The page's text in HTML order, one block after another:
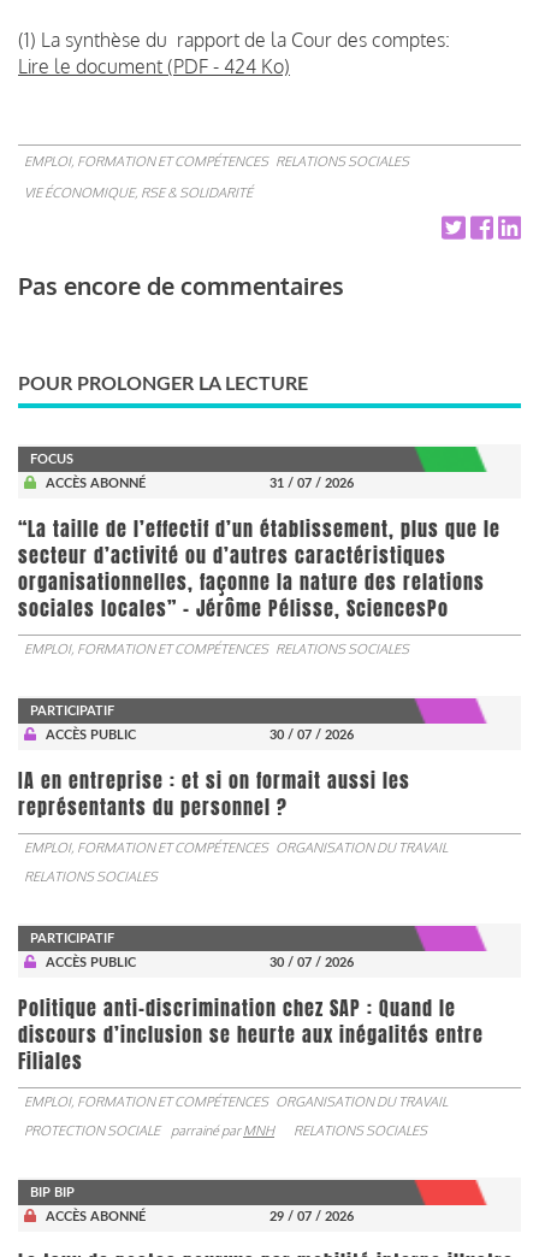
(1) La synthèse du rapport de la Cour des comptes:
Lire le document (PDF - 424 Ko)
EMPLOI, FORMATION ET COMPÉTENCES RELATIONS SOCIALES
VIE ÉCONOMIQUE, RSE & SOLIDARITÉ
Pas encore de commentaires
POUR PROLONGER LA LECTURE
FOCUS
ACCÈS ABONNÉ
31 / 07 / 2026
“La taille de l’effectif d’un établissement, plus que le
secteur d’activité ou d’autres caractéristiques
organisationnelles, façonne la nature des relations
sociales locales” - Jérôme Pélisse, SciencesPo
EMPLOI, FORMATION ET COMPÉTENCES RELATIONS SOCIALES
PARTICIPATIF
ACCÈS PUBLIC
30 / 07 / 2026
IA en entreprise : et si on formait aussi les
représentants du personnel ?
EMPLOI, FORMATION ET COMPÉTENCES ORGANISATION DU TRAVAIL
RELATIONS SOCIALES
PARTICIPATIF
ACCÈS PUBLIC
30 / 07 / 2026
Politique anti-discrimination chez SAP : Quand le
discours d’inclusion se heurte aux inégalités entre
Filiales
EMPLOI, FORMATION ET COMPÉTENCES ORGANISATION DU TRAVAIL
PROTECTION SOCIALE
parrainé parMNH RELATIONS SOCIALES
BIP BIP
ACCÈS ABONNÉ
29 / 07 / 2026